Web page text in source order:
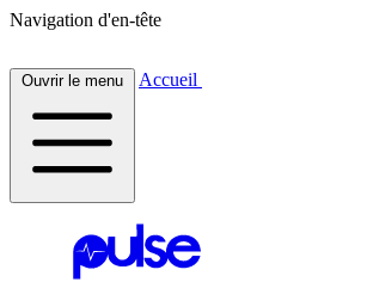
Navigation d'en-tête
Ouvrir le menu Accueil